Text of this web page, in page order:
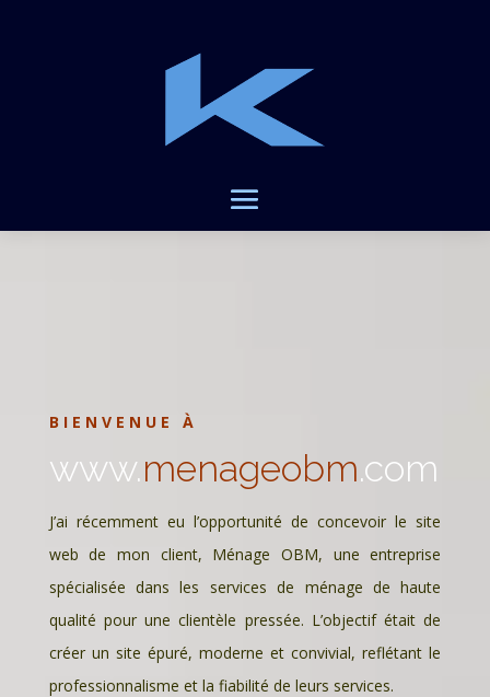
BIENVENUE À
www.menageobm.com
J’ai récemment eu l’opportunité de concevoir le site
web de mon client, Ménage OBM, une entreprise
spécialisée dans les services de ménage de haute
qualité pour une clientèle pressée. L’objectif était de
créer un site épuré, moderne et convivial, reflétant le
professionnalisme et la fiabilité de leurs services.